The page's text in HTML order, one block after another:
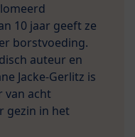
10 jaar geeft ze
borstvoeding.
auteur en
Jacke-Gerlitz is
van acht
gezin in het